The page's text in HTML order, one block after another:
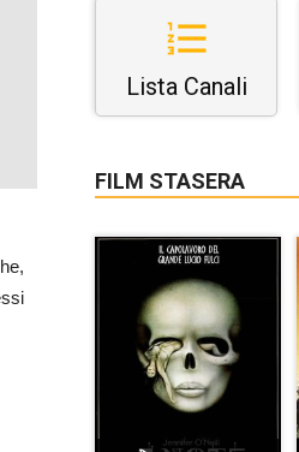
Lista Canali
FILM STASERA